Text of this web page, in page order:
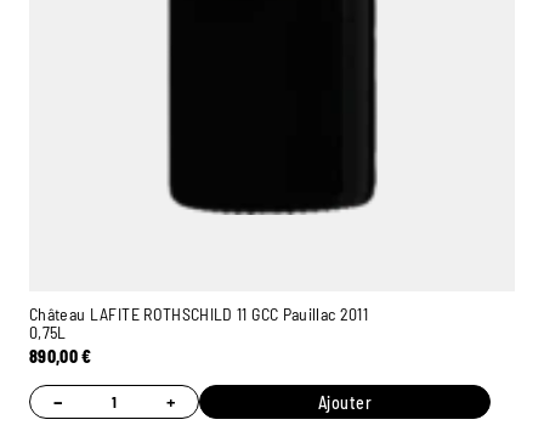
Château LAFITE ROTHSCHILD 11 GCC Pauillac 2011
0,75L
890,00€
− + Ajouter